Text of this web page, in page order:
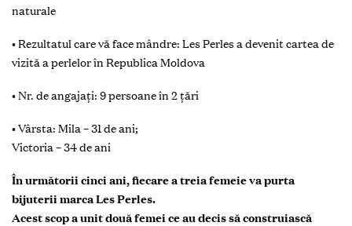
naturale
• Rezultatul care vă face mândre: Les Perles a devenit cartea de
vizită a perlelor în Republica Moldova
• Nr. de angajați: 9 persoane în 2 țări
• Vârsta: Mila – 31 de ani;
Victoria – 34 de ani
În următorii cinci ani, fiecare a treia femeie va purta
bijuterii marca Les Perles.
Acest scop a unit două femei ce au decis să construiască